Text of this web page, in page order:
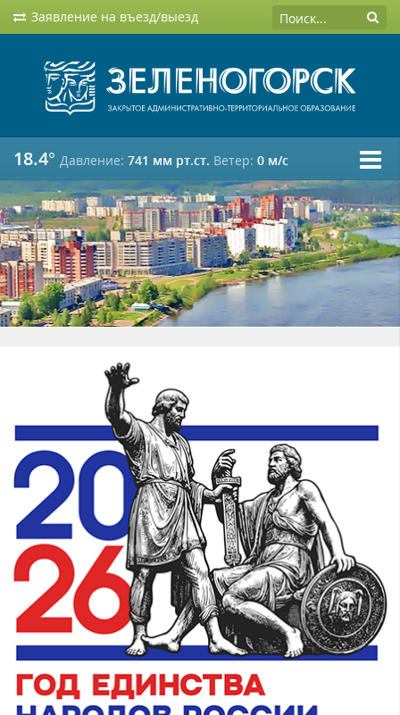
Заявление на въезд/выезд
18.4° Давление: 741 мм рт.ст. Ветер: 0 м/c